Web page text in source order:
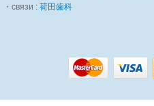
・связи : 荷田歯科